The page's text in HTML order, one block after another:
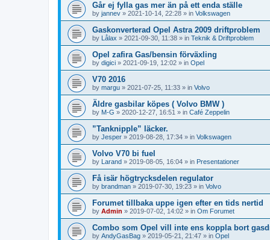
Går ej fylla gas mer än på ett enda ställe
by jannev » 2021-10-14, 22:28 » in Volkswagen
Gaskonverterad Opel Astra 2009 driftproblem
by Lålax » 2021-09-30, 11:38 » in Teknik & Driftproblem
Opel zafira Gas/bensin förväxling
by digici » 2021-09-19, 12:02 » in Opel
V70 2016
by margu » 2021-07-25, 11:33 » in Volvo
Äldre gasbilar köpes ( Volvo BMW )
by M-G » 2020-12-27, 16:51 » in Café Zeppelin
”Tanknipple” läcker.
by Jesper » 2019-08-28, 17:34 » in Volkswagen
Volvo V70 bi fuel
by Larand » 2019-08-05, 16:04 » in Presentationer
Få isär högtrycksdelen regulator
by brandman » 2019-07-30, 19:23 » in Volvo
Forumet tillbaka uppe igen efter en tids nertid
by Admin » 2019-07-02, 14:02 » in Om Forumet
Combo som Opel vill inte ens koppla bort
by AndyGasBag » 2019-05-21, 21:47 » in Opel